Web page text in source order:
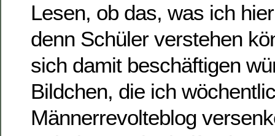
Lesen, ob das, was ich
denn Schüler verstehen
sich damit beschäftigen
Bildchen, die ich
Männerrevolteblog